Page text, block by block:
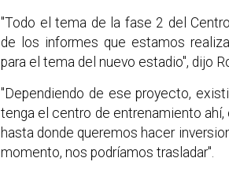
"Todo el tema de la fase 2 del
de los informes que estamos
para el tema del nuevo estadio", dijo
"Dependiendo de ese proyecto,
tenga el centro de entrenamiento
hasta donde queremos hacer
momento, nos podríamos trasladar".